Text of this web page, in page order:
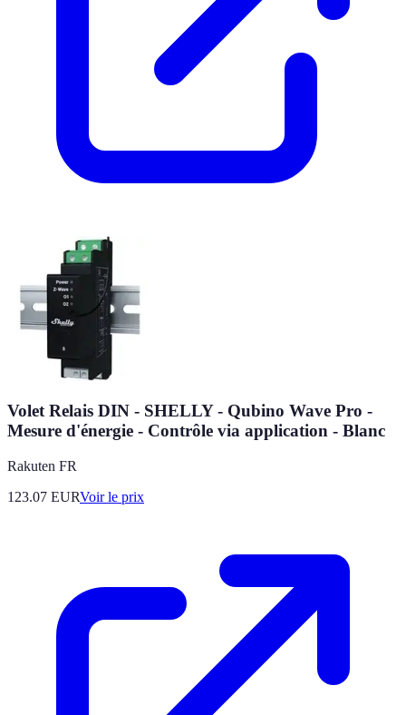
Volet Relais DIN - SHELLY - Qubino Wave Pro -
Mesure d'énergie - Contrôle via application - Blanc
Rakuten FR
123.07 EURVoir le prix